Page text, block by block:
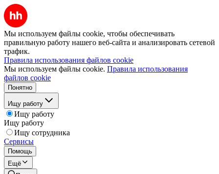
Мы используем файлы cookie, чтобы обеспечивать
правильную работу нашего веб-сайта и анализировать сетевой
трафик.
Правила использования файлов cookie
Мы используем файлы cookie. Правила использования
файлов cookie
Понятно
Ищу работу
Ищу работу
Ищу работу
Ищу сотрудника
Сервисы
Помощь
Ещё